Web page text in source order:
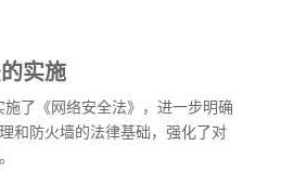
实施
了《网络安全法》，进一步明确
和防火墙的法律基础，强化了对